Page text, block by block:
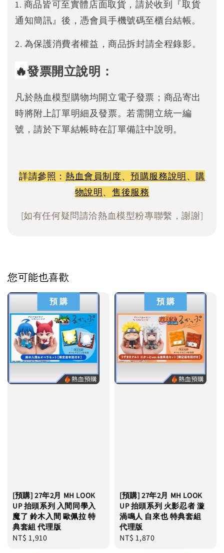
1. 商品皆可至實體店面取貨，請於收到『取貨
通知簡訊』後，憑會員手機號碼至櫃台結帳。
2. 為保護消費者權益，商品拆封請全程錄影。
🔥發票開立說明：
凡於熱血模型購物均開立電子發票；商品寄出
時將附上訂單明細及發票。若需開立統一編
號，請於下單結帳時在訂單備註中說明。
詳請參照： 熱血會員制度、預購服務說明、 購
物說明、 售後服務
[如有任何疑問請洽熱血模型粉專聯繫，謝謝]
您可能也喜歡
預 購
[預購] 27年2月 MH LOOK
UP 抬頭系列 入間同學入
魔了 鈴木入間 歐佩拉 特
典套組 代理版
Regular
NT$ 1,910
預 購
[預購] 27年2月 MH LOOK
UP 抬頭系列 火影忍者 漩
渦鳴人 自來也 特典套組
代理版
Regular
NT$ 1,870